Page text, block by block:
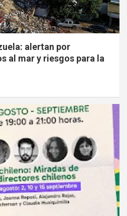
alertan por
al mar y riesgos para la